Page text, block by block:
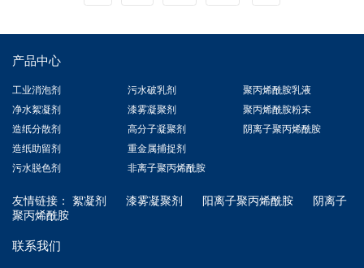
产品中心
工业消泡剂
净水絮凝剂
造纸分散剂
造纸助留剂
污水脱色剂
污水破乳剂
漆雾凝聚剂
高分子凝聚剂
重金属捕捉剂
非离子聚丙烯酰胺
聚丙烯酰胺乳液
聚丙烯酰胺粉末
阴离子聚丙烯酰胺
友情链接： 絮凝剂 漆雾凝聚剂 阳离子聚丙烯酰胺
阴离子
聚丙烯酰胺
联系我们